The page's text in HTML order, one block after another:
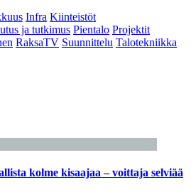
Infra Kiinteistöt
ja tutkimus Pientalo Projektit
RaksaTV Suunnittelu Talotekniikka
kolme kisaajaa – voittaja selviää